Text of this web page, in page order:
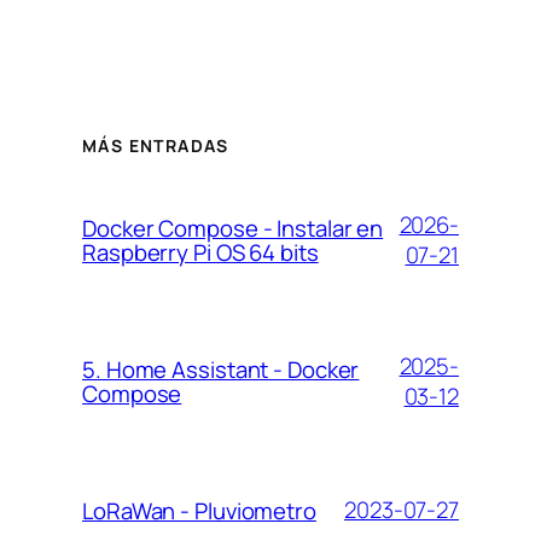
MÁS ENTRADAS
Docker Compose - Instalar en
Raspberry Pi OS 64 bits
2026-
07-21
5. Home Assistant - Docker
Compose
2025-
03-12
LoRaWan - Pluviometro 2023-07-27